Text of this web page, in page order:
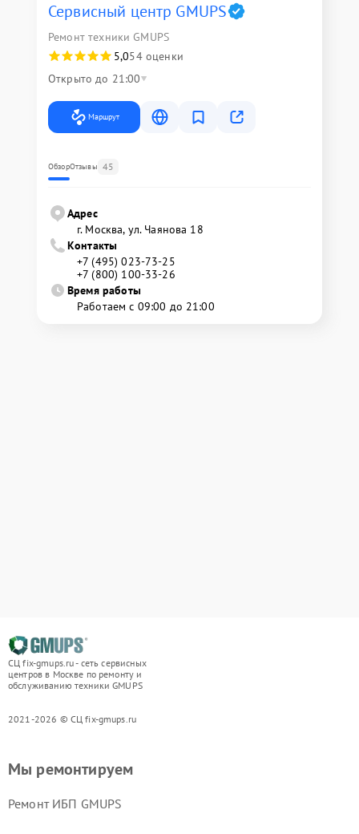
Сервисный центр GMUPS
Ремонт техники GMUPS
5,054 оценки
Открыто до 21:00
Маршрут
ОбзорОтзывы 45
Адрес
г. Москва, ул. Чаянова 18
Контакты
+7 (495) 023-73-25
+7 (800) 100-33-26
Время работы
Работаем с 09:00 до 21:00
СЦ fix-gmups.ru - сеть сервисных
центров в Москве по ремонту и
обслуживанию техники GMUPS
2021-2026 © СЦ fix-gmups.ru
Мы ремонтируем
Ремонт ИБП GMUPS